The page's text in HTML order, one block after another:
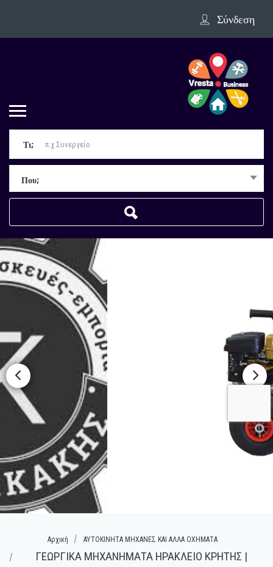
Σύνδεση
Τι;
Που;
Αρχική ΑΥΤΟΚΙΝΗΤΑ ΜΗΧΑΝΕΣ ΚΑΙ ΑΛΛΑ ΟΧΗΜΑΤΑ
ΓΕΩΡΓΙΚΑ ΜΗΧΑΝΗΜΑΤΑ ΗΡΑΚΛΕΙΟ ΚΡΗΤΗΣ |